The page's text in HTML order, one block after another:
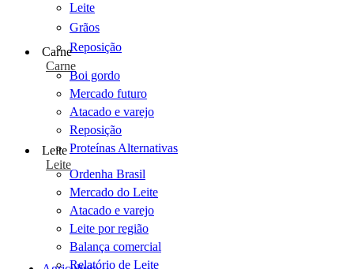
Leite
Grãos
Reposição
Carne
Carne
Boi gordo
Mercado futuro
Atacado e varejo
Reposição
Proteínas Alternativas
Leite
Leite
Ordenha Brasil
Mercado do Leite
Atacado e varejo
Leite por região
Balança comercial
Relatório de Leite